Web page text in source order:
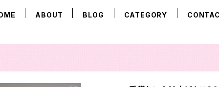
ABOUT BLOG CATEGORY